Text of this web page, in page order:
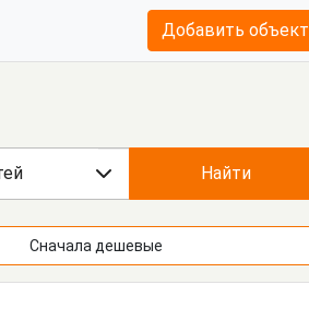
Добавить объект
Найти
Сначала дешевые